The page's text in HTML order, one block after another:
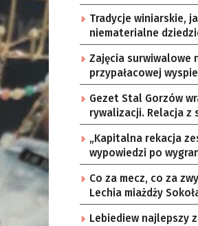
Tradycje winiarskie,
niematerialne
konsultacje i projekt
Zajęcia surwiwalowe
przypałacowej
Gezet Stal Gorzów
rywalizacji. Relacja z
częstochowskimi
„Kapitalna rekacja
wypowiedzi po
Co za mecz, co za
Lechia miażdży
Lebiediew najlepszy